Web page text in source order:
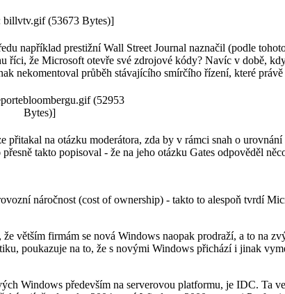
například prestižní Wall Street Journal naznačil (podle
že Microsoft otevře své zdrojové kódy? Navíc v době,
nekomentoval průběh stávajícího smírčího řízení, které
na otázku moderátora, zda by v rámci snah o
takto popisoval - že na jeho otázku Gates odpověděl
náročnost (cost of ownership) - takto to alespoň tvrdí
větším firmám se nová Windows naopak prodraží, a to na
poukazuje na to, že s novými Windows přichází i jinak
Windows především na serverovou platformu, je IDC. Ta